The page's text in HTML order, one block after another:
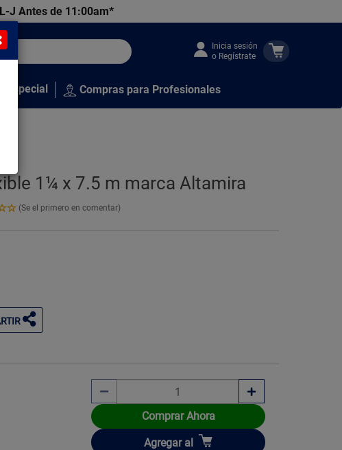
J Antes de 11:00am*
Inicia sesión
o Regístrate
Especial Compras para Profesionales
1¼ x 7.5 m marca Altamira
(Se el primero en comentar)
Comprar Ahora
Añadir
Agregar al